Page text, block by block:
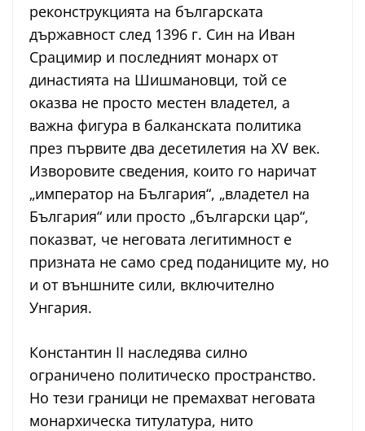
реконструкцията на българската
държавност след 1396 г. Син на Иван
Срацимир и последният монарх от
династията на Шишмановци, той се
оказва не просто местен владетел, а
важна фигура в балканската политика
през първите два десетилетия на XV век.
Изворовите сведения, които го наричат
„император на България“, „владетел на
България“ или просто „български цар“,
показват, че неговата легитимност е
призната не само сред поданиците му, но
и от външните сили, включително
Унгария.
Константин II наследява силно
ограничено политическо пространство.
Но тези граници не премахват неговата
монархическа титулатура, нито